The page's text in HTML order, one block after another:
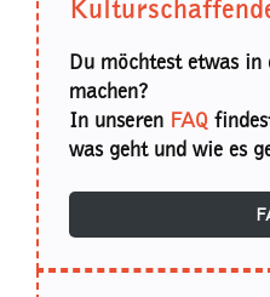
Du möchtest etwas
machen?
In unseren FAQ
was geht und wie es